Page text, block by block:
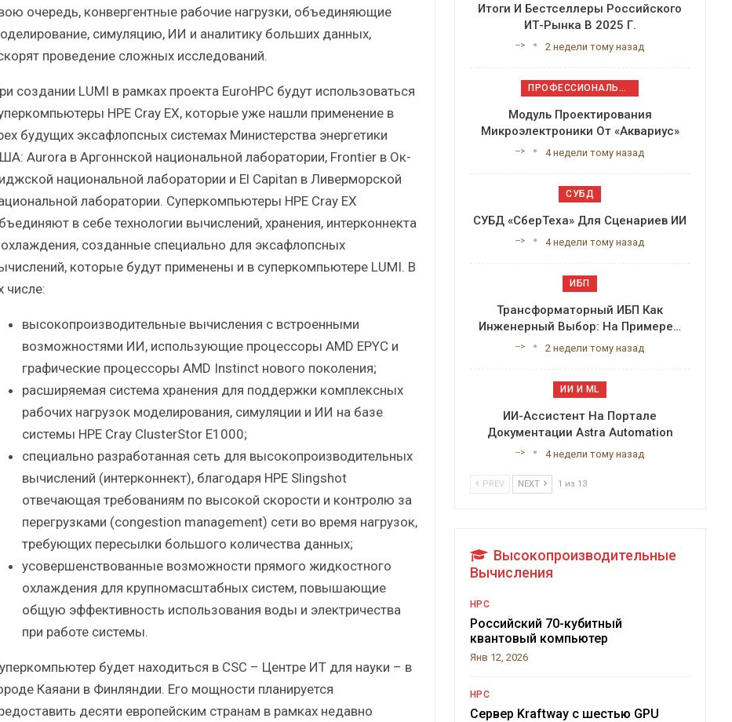
очередь, конвергентные рабочие нагрузки, объединяющие
симуляцию, ИИ и аналитику больших данных,
проведение сложных исследований.
создании LUMI в рамках проекта EuroHPC будут использоваться
HPE Cray EX, которые уже нашли применение в
будущих эксафлопсных системах Министерства энергетики
Aurora в Аргоннской национальной лаборатории, Frontier в Ок-
национальной лаборатории и El Capitan в Ливерморской
лаборатории. Суперкомпьютеры HPE Cray EX
в себе технологии вычислений, хранения, интерконнекта
созданные специально для эксафлопсных
которые будут применены и в суперкомпьютере LUMI. В
числе:
высокопроизводительные вычисления с встроенными
возможностями ИИ, использующие процессоры AMD EPYC и
графические процессоры AMD Instinct нового поколения;
расширяемая система хранения для поддержки комплексных
рабочих нагрузок моделирования, симуляции и ИИ на базе
системы HPE Cray ClusterStor E1000;
специально разработанная сеть для высокопроизводительных
вычислений (интерконнект), благодаря HPE Slingshot
отвечающая требованиям по высокой скорости и контролю за
перегрузками (congestion management) сети во время нагрузок,
требующих пересылки большого количества данных;
усовершенствованные возможности прямого жидкостного
охлаждения для крупномасштабных систем, повышающие
общую эффективность использования воды и электричества
при работе системы.
будет находиться в CSC – Центре ИТ для науки – в
Каяани в Финляндии. Его мощности планируется
десяти европейским странам в рамках недавно
Итоги И Бестселлеры Российского
ИТ-Рынка В 2025 Г.
--> 2 недели тому назад
ПРОФЕССИОНАЛЬНОЕ ПРИКЛАДНОЕ ПО
Модуль Проектирования
Микроэлектроники От «Аквариус»
--> 4 недели тому назад
СУБД
СУБД «СберТеха» Для Сценариев ИИ
--> 4 недели тому назад
ИБП
Трансформаторный ИБП Как
Инженерный Выбор: На Примере…
--> 2 недели тому назад
ИИ И ML
ИИ-Ассистент На Портале
Документации Astra Automation
--> 4 недели тому назад
PREV NEXT 1 из 13
Высокопроизводительные
Вычисления
HPC
Российский 70-кубитный
квантовый компьютер
Янв 12, 2026
HPC
Сервер Kraftway с шестью GPU